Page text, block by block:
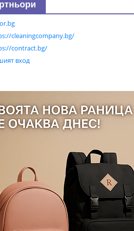
cleaningcompany.bg/
contract.bg/
вход